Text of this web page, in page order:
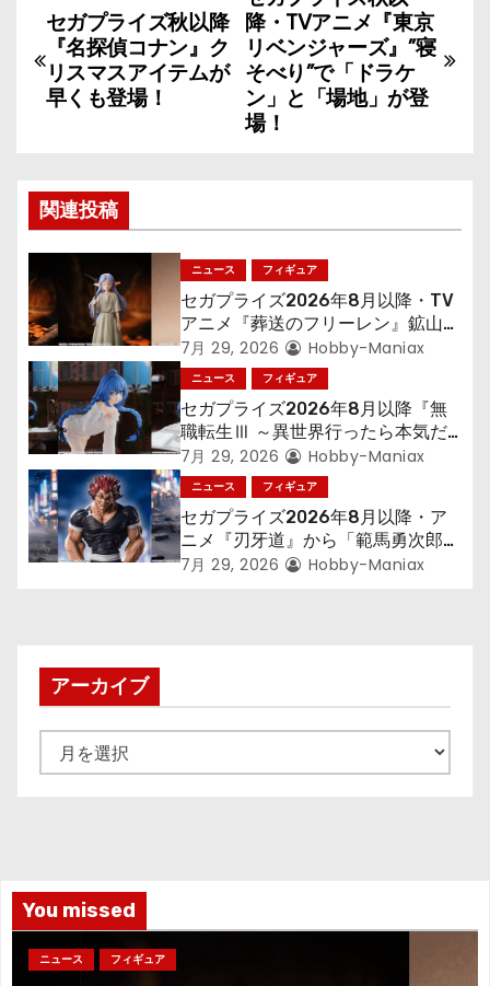
稿
ナ
ゲ
ー
シ
ョ
ン
降・TVアニメ『東京
リベンジャーズ』”寝
そべり”で「ドラケ
ン」と「場地」が登
場！
セガプライズ秋以降
『名探偵コナン』ク
リスマスアイテムが
早くも登場！
関連投稿
ニュース フィギュア
セガプライズ2026年8月以降・TV
アニメ『葬送のフリーレン』鉱山で
300年働くことになっっちゃった
「フリーレン」を立体化！
7月 29, 2026 Hobby-Maniax
ニュース フィギュア
セガプライズ2026年8月以降『無
職転生Ⅲ ～異世界行ったら本気だ
す～』から「ロキシー」のフィギュ
アが登場！
7月 29, 2026 Hobby-Maniax
ニュース フィギュア
セガプライズ2026年8月以降・ア
ニメ『刃牙道』から「範馬勇次郎」
が登場ッッ!!
7月 29, 2026 Hobby-Maniax
アーカイブ
ー
You missed
ニュース フィギュア